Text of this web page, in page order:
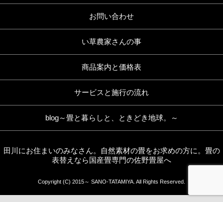
田川にお住まいのみなさん。自然素材の畳をお求めの方に。畳の
表替えなら国産畳専門の佐野畳屋へ
お問い合わせ
い草農家さんの事
商品案内と価格表
サービスと施行の流れ
blog～畳と暮らしと、ときどき地球。～
Copyright (C) 2015～ SANO-TATAMIYA. All Rights Reserved.